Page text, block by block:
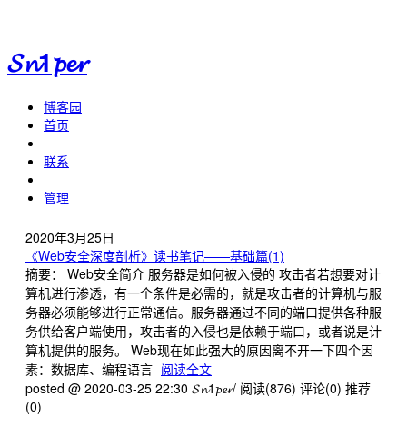
𝓢𝓷1𝓹𝓮𝓻
博客园
首页
联系
管理
2020年3月25日
《Web安全深度剖析》读书笔记——基础篇(1)
摘要： Web安全简介 服务器是如何被入侵的 攻击者若想要对计
算机进行渗透，有一个条件是必需的，就是攻击者的计算机与服
务器必须能够进行正常通信。服务器通过不同的端口提供各种服
务供给客户端使用，攻击者的入侵也是依赖于端口，或者说是计
算机提供的服务。 Web现在如此强大的原因离不开一下四个因
素：数据库、编程语言 阅读全文
posted @ 2020-03-25 22:30 𝓢𝓷1𝓹𝓮𝓻/ 阅读(876) 评论(0) 推荐
(0)